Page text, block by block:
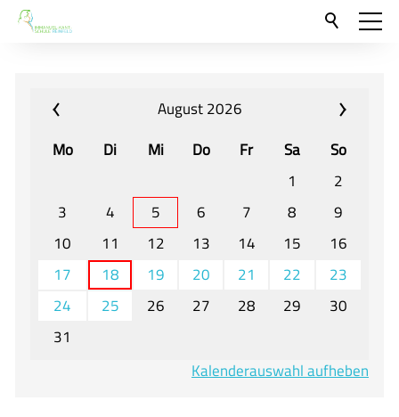
Neu hier?
Für Eltern und Schüler
Veranstaltungen und Termine
Unser Unterricht - Fachcurricula
Unsere Konzepte
Downloads
Unter-, Mittel und Oberstufe
August 2026
Mo
Di Mi Do Fr Sa
So
1
2
3
4 5 6 7 8
9
10
11 12 13 14 15
16
17
18 19 20 21 22
23
24
25 26 27 28 29
30
31
Kalenderauswahl aufheben